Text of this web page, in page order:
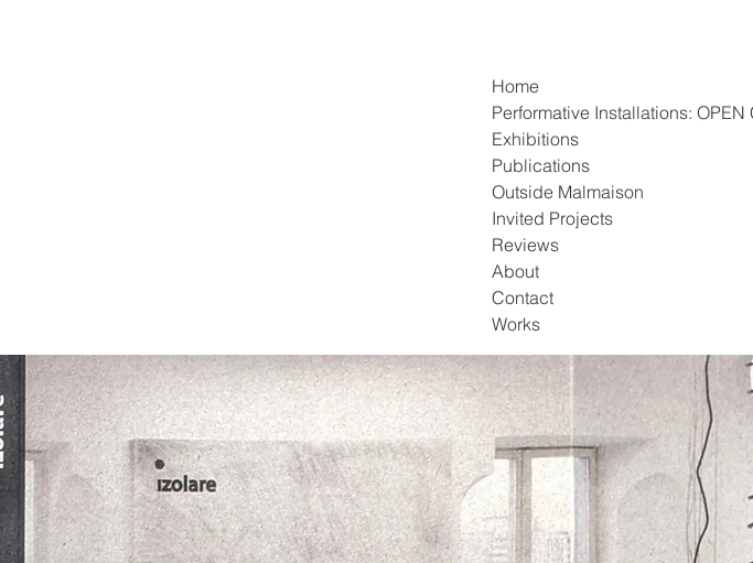
Home
Performative Installations: OPEN
Exhibitions
Publications
Outside Malmaison
Invited Projects
Reviews
About
Contact
Works